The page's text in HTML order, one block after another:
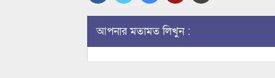
আপনার মতামত লিখুন :